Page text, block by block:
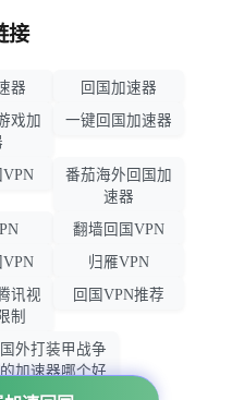
接
器
回国加速器
戏加
一键回国加速器
番茄海外回国加
速器
翻墙回国VPN
VPN
归雁VPN
讯视
制
回国VPN推荐
国外打装甲战争
的加速器哪个好
用